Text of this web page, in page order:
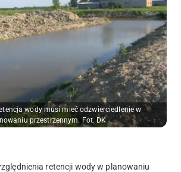
wody musi mieć odzwierciedlenie w
przestrzennym. Fot. DK
retencji wody w planowaniu